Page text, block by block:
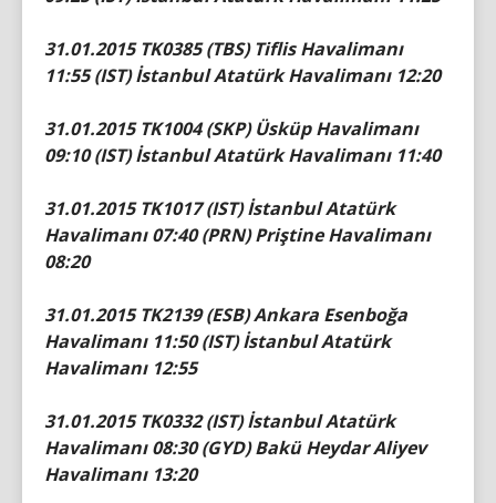
31.01.2015 TK0385 (TBS) Tiflis Havalimanı
11:55 (IST) İstanbul Atatürk Havalimanı 12:20
31.01.2015 TK1004 (SKP) Üsküp Havalimanı
09:10 (IST) İstanbul Atatürk Havalimanı 11:40
31.01.2015 TK1017 (IST) İstanbul Atatürk
Havalimanı 07:40 (PRN) Priştine Havalimanı
08:20
31.01.2015 TK2139 (ESB) Ankara Esenboğa
Havalimanı 11:50 (IST) İstanbul Atatürk
Havalimanı 12:55
31.01.2015 TK0332 (IST) İstanbul Atatürk
Havalimanı 08:30 (GYD) Bakü Heydar Aliyev
Havalimanı 13:20